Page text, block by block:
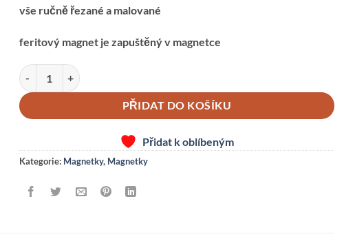
vše ručně řezané a malované
feritový magnet je zapuštěný v magnetce
MAGNET-MELOUN množství
PŘIDAT DO KOŠÍKU
Přidat k oblíbeným
Kategorie: Magnetky, Magnetky